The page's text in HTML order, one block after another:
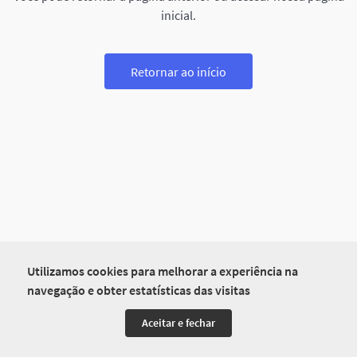
Utilizamos cookies para melhorar a experiência na
navegação e obter estatísticas das visitas
Aceitar e fechar
inicial.
Retornar ao início